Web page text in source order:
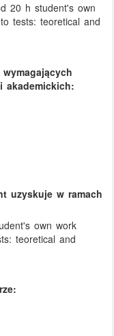
20 h student's own
tests: teoretical and
akademickich:
uzyskuje w ramach
own work
teoretical and